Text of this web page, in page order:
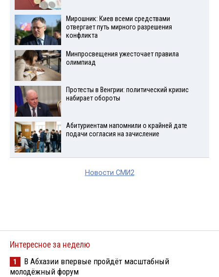
Мирошник: Киев всеми средствами
отвергает путь мирного разрешения
конфликта
Минпросвещения ужесточает правила
олимпиад
Протесты в Венгрии: политический кризис
набирает обороты
Абитуриентам напомнили о крайней дате
подачи согласия на зачисление
Новости СМИ2
Интересное за неделю
1
В Абхазии впервые пройдёт масштабный
молодёжный форум